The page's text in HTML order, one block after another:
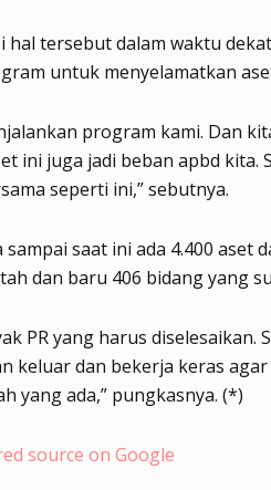
tersebut dalam waktu
untuk menyelamatkan
program kami. Dan
ini juga jadi beban apbd kita.
seperti ini,” sebutnya.
saat ini ada 4.400 aset
dan baru 406 bidang yang
PR yang harus diselesaikan.
keluar dan bekerja keras agar
yang ada,” pungkasnya. (*)
source on Google